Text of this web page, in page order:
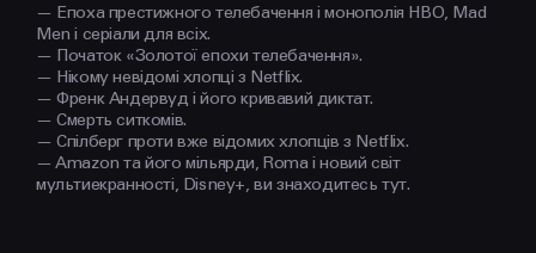
— Епоха престижного телебачення і монополія HBO, Mad
Men і серіали для всіх.
— Початок «Золотої епохи телебачення».
— Нікому невідомі хлопці з Netflix.
— Френк Андервуд і його кривавий диктат.
— Смерть ситкомів.
— Спілберг проти вже відомих хлопців з Netflix.
— Amazon та його мільярди, Roma і новий світ
мультиекранності, Disney+, ви знаходитесь тут.